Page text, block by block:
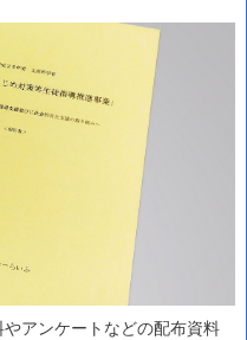
アンケートなどの配布資料